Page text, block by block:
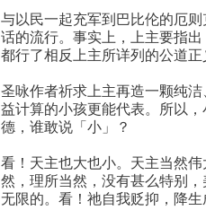
与以民一起充军到巴比伦的厄
话的流行。事实上，上主要指
都行了相反上主所详列的公道正
圣咏作者祈求上主再造一颗纯
益计算的小孩更能代表。所以
德，谁敢说「小」？
看！天主也大也小。天主当然
然，理所当然，没有甚么特别
无限的。看！祂自我贬抑，降